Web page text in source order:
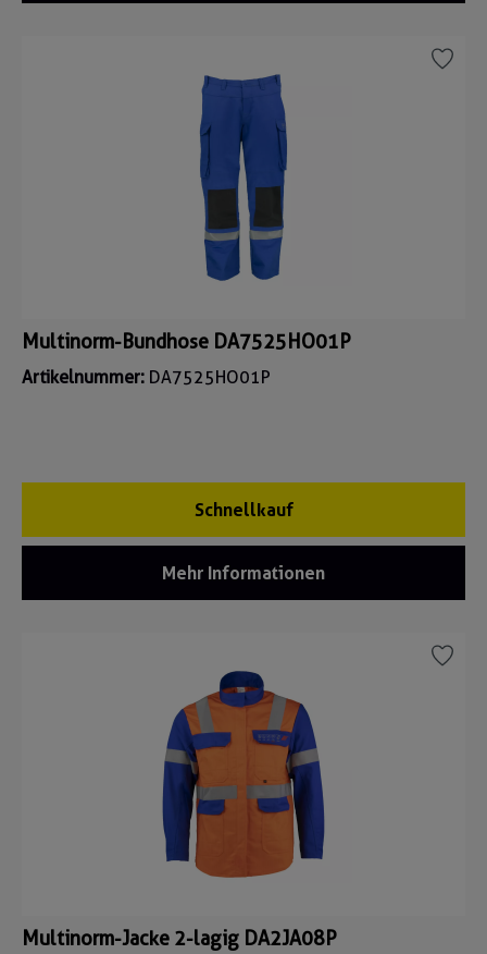
Multinorm-Bundhose DA7525HO01P
Artikelnummer: DA7525HO01P
Schnellkauf
Mehr Informationen
Multinorm-Jacke 2-lagig DA2JA08P